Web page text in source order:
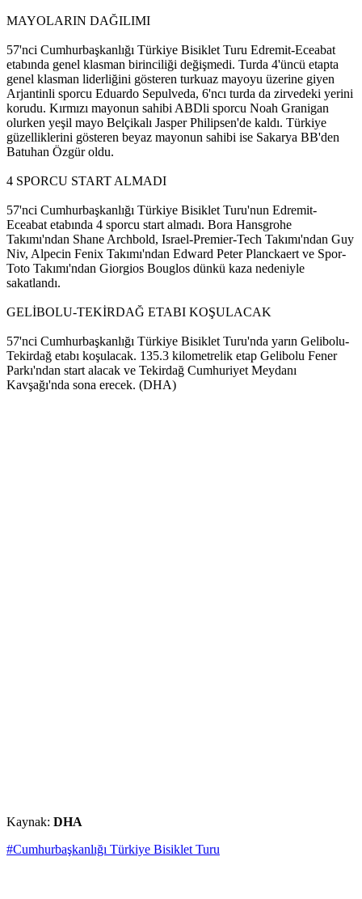
MAYOLARIN DAĞILIMI
57'nci Cumhurbaşkanlığı Türkiye Bisiklet Turu Edremit-Eceabat
etabında genel klasman birinciliği değişmedi. Turda 4'üncü etapta
genel klasman liderliğini gösteren turkuaz mayoyu üzerine giyen
Arjantinli sporcu Eduardo Sepulveda, 6'ncı turda da zirvedeki yerini
korudu. Kırmızı mayonun sahibi ABDli sporcu Noah Granigan
olurken yeşil mayo Belçikalı Jasper Philipsen'de kaldı. Türkiye
güzelliklerini gösteren beyaz mayonun sahibi ise Sakarya BB'den
Batuhan Özgür oldu.
4 SPORCU START ALMADI
57'nci Cumhurbaşkanlığı Türkiye Bisiklet Turu'nun Edremit-
Eceabat etabında 4 sporcu start almadı. Bora Hansgrohe
Takımı'ndan Shane Archbold, Israel-Premier-Tech Takımı'ndan Guy
Niv, Alpecin Fenix Takımı'ndan Edward Peter Planckaert ve Spor-
Toto Takımı'ndan Giorgios Bouglos dünkü kaza nedeniyle
sakatlandı.
GELİBOLU-TEKİRDAĞ ETABI KOŞULACAK
57'nci Cumhurbaşkanlığı Türkiye Bisiklet Turu'nda yarın Gelibolu-
Tekirdağ etabı koşulacak. 135.3 kilometrelik etap Gelibolu Fener
Parkı'ndan start alacak ve Tekirdağ Cumhuriyet Meydanı
Kavşağı'nda sona erecek. (DHA)
Kaynak: DHA
#Cumhurbaşkanlığı Türkiye Bisiklet Turu